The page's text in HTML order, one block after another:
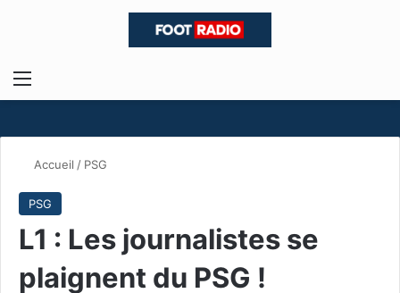
Menu
Accueil / PSG
PSG
L1 : Les journalistes se
plaignent du PSG !